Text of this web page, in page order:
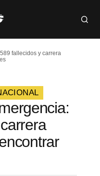
fallecidos y carrera